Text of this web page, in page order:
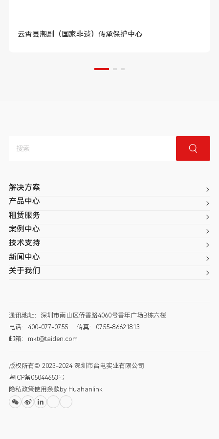
云霄县潮剧（国家非遗）传承保护中心
解决方案
产品中心
租赁服务
案例中心
技术支持
新闻中心
关于我们
通讯地址：深圳市南山区侨香路4060号香年广场B栋六楼
电话：400-077-0755
传真：0755-86621813
邮箱：mkt@taiden.com
版权所有© 2023-2024 深圳市台电实业有限公司
粤ICP备05044653号
隐私政策使用条款 by Huahanlink